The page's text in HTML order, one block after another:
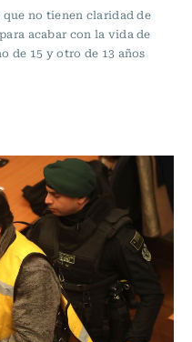
no tienen claridad de
acabar con la vida de
de 15 y otro de 13 años